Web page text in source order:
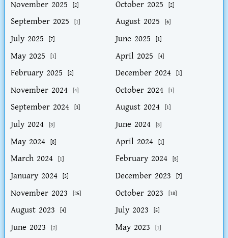
November 2025 [2] October 2025 [2]
September 2025 [1] August 2025 [6]
July 2025 [7] June 2025 [1]
May 2025 [1] April 2025 [4]
February 2025 [2] December 2024 [1]
November 2024 [4] October 2024 [1]
September 2024 [3] August 2024 [1]
July 2024 [3] June 2024 [3]
May 2024 [8] April 2024 [1]
March 2024 [1] February 2024 [5]
January 2024 [3] December 2023 [7]
November 2023 [25] October 2023 [18]
August 2023 [4] July 2023 [5]
June 2023 [2] May 2023 [1]